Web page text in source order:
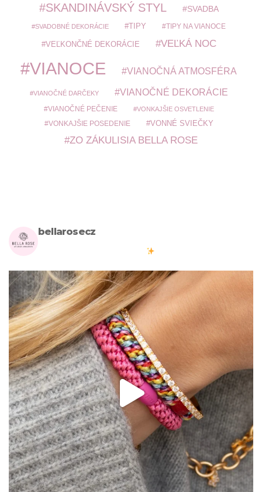
SKANDINÁVSKÝ STYL SVADBA
SVADOBNÉ DEKORÁCIE TIPY TIPY NA VIANOCE
VEĽKONČNÉ DEKORÁCIE VEĽKÁ NOC
VIANOCE VIANOČNÁ ATMOSFÉRA
VIANOČNÉ DARČEKY VIANOČNÉ DEKORÁCIE
VIANOČNÉ PEČENIE VONKAJŠIE OSVETLENIE
VONKAJŠIE POSEDENIE VONNÉ SVIEČKY
ZO ZÁKULISIA BELLA ROSE
bellarosecz